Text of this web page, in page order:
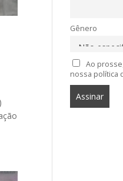
Gênero
Ao
nossa política